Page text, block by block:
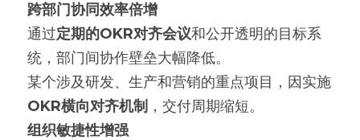
跨部门协同效率倍增
通过定期的OKR对齐会议和公开透明的目标系
统，部门间协作壁垒大幅降低。
某个涉及研发、生产和营销的重点项目，因实施
OKR横向对齐机制 ，交付周期缩短。
组织敏捷性增强